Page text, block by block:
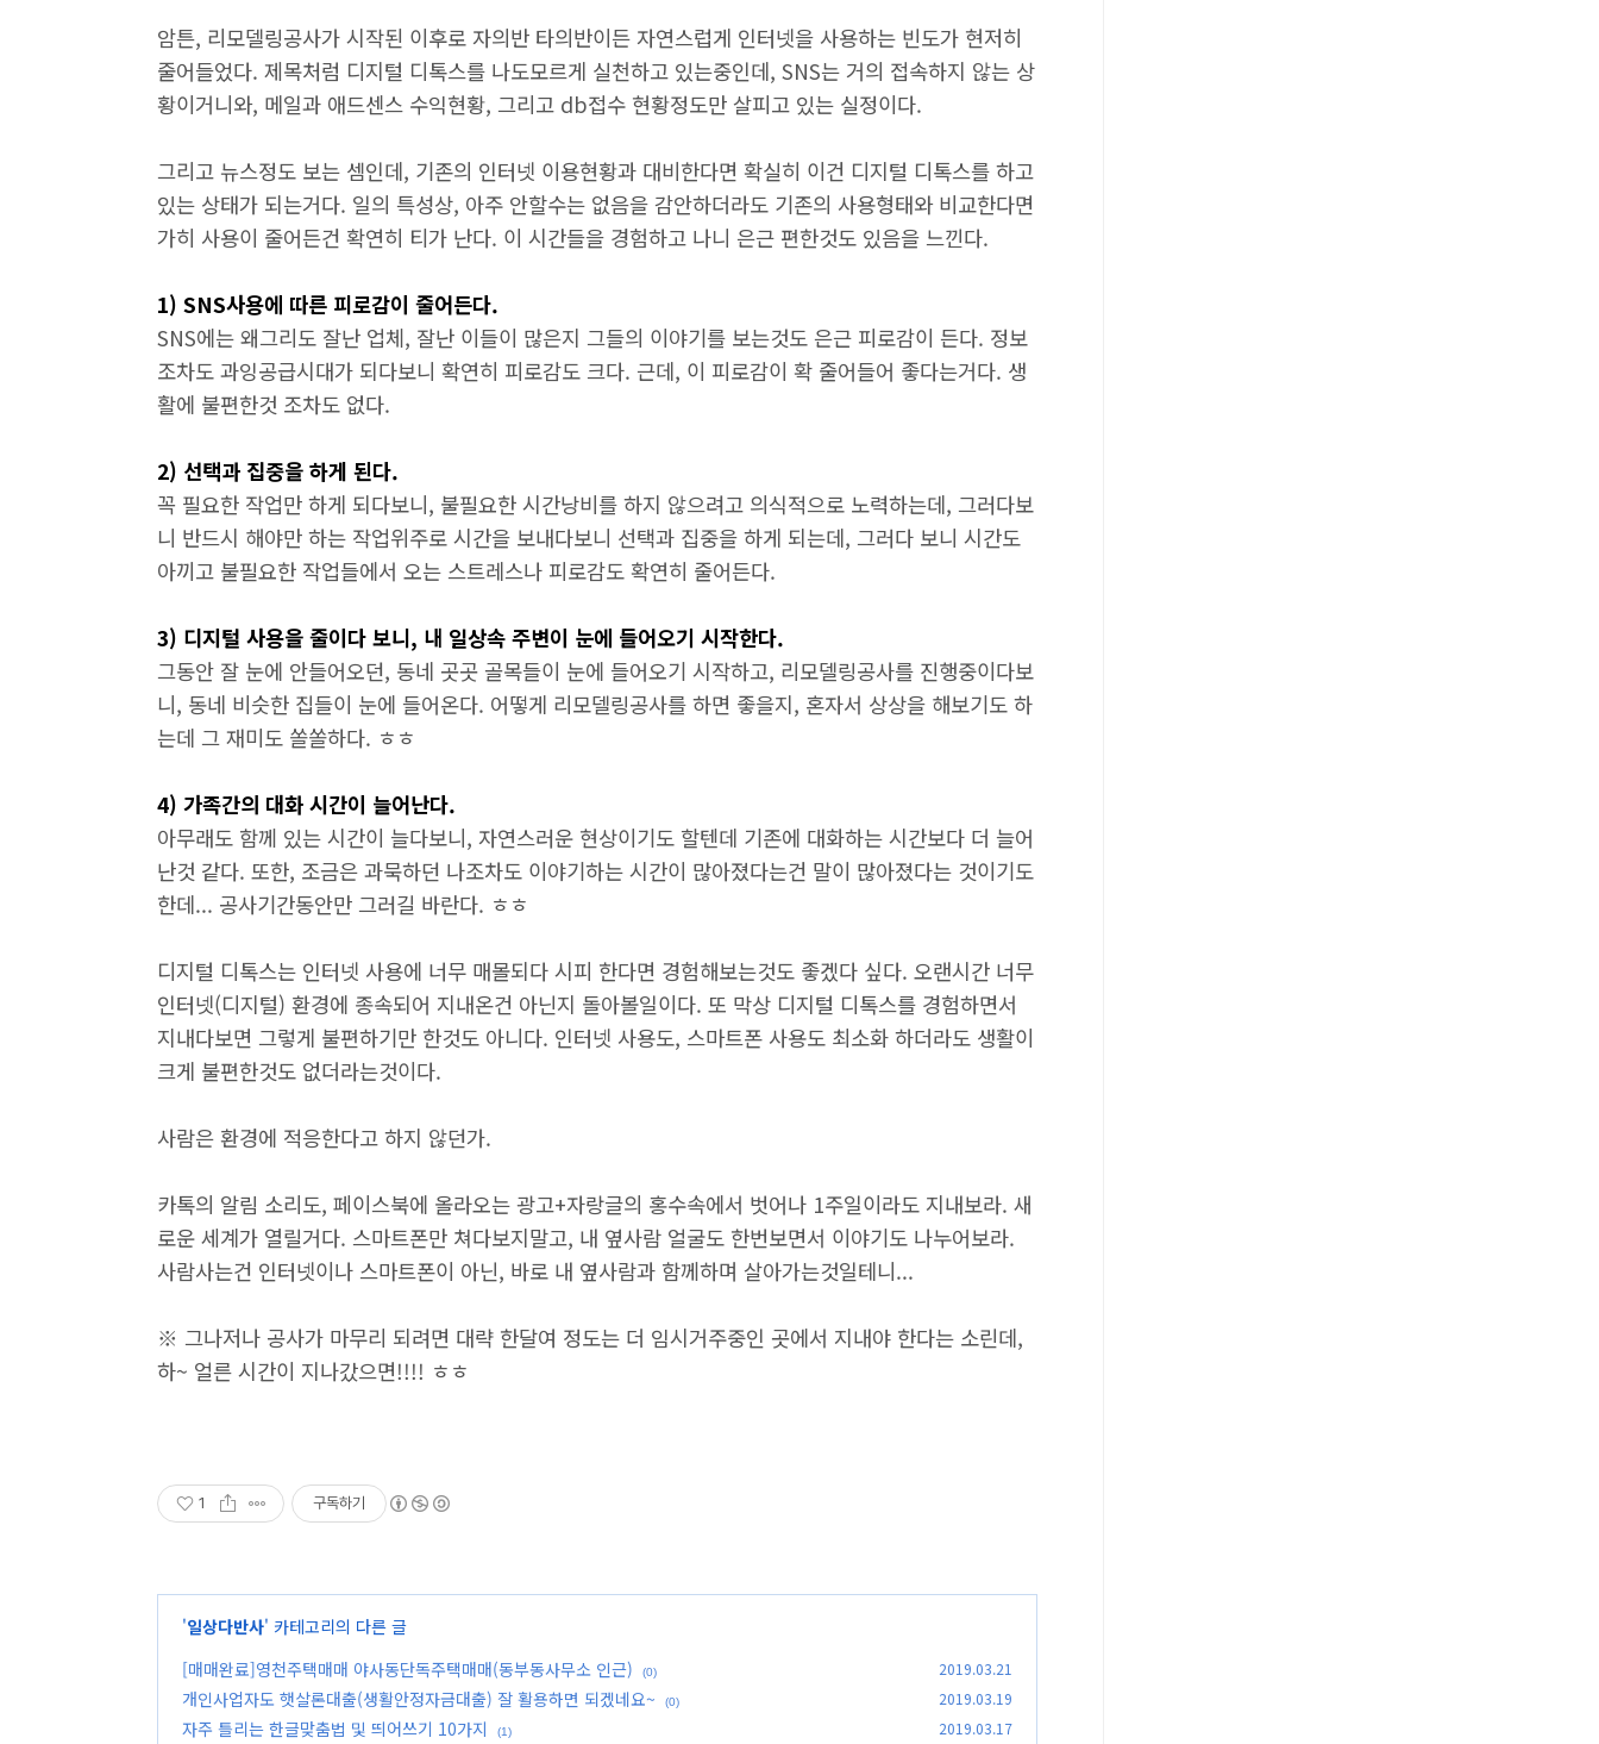
암튼, 리모델링공사가 시작된 이후로 자의반 타의반이든 자연스럽게 인터넷을 사용하는 빈도가 현저히
줄어들었다. 제목처럼 디지털 디톡스를 나도모르게 실천하고 있는중인데, SNS는 거의 접속하지 않는 상
황이거니와, 메일과 애드센스 수익현황, 그리고 db접수 현황정도만 살피고 있는 실정이다.
그리고 뉴스정도 보는 셈인데, 기존의 인터넷 이용현황과 대비한다면 확실히 이건 디지털 디톡스를 하고
있는 상태가 되는거다. 일의 특성상, 아주 안할수는 없음을 감안하더라도 기존의 사용형태와 비교한다면
가히 사용이 줄어든건 확연히 티가 난다. 이 시간들을 경험하고 나니 은근 편한것도 있음을 느낀다.
1) SNS사용에 따른 피로감이 줄어든다.
SNS에는 왜그리도 잘난 업체, 잘난 이들이 많은지 그들의 이야기를 보는것도 은근 피로감이 든다. 정보
조차도 과잉공급시대가 되다보니 확연히 피로감도 크다. 근데, 이 피로감이 확 줄어들어 좋다는거다. 생
활에 불편한것 조차도 없다.
2) 선택과 집중을 하게 된다.
꼭 필요한 작업만 하게 되다보니, 불필요한 시간낭비를 하지 않으려고 의식적으로 노력하는데, 그러다보
니 반드시 해야만 하는 작업위주로 시간을 보내다보니 선택과 집중을 하게 되는데, 그러다 보니 시간도
아끼고 불필요한 작업들에서 오는 스트레스나 피로감도 확연히 줄어든다.
3) 디지털 사용을 줄이다 보니, 내 일상속 주변이 눈에 들어오기 시작한다.
그동안 잘 눈에 안들어오던, 동네 곳곳 골목들이 눈에 들어오기 시작하고, 리모델링공사를 진행중이다보
니, 동네 비슷한 집들이 눈에 들어온다. 어떻게 리모델링공사를 하면 좋을지, 혼자서 상상을 해보기도 하
는데 그 재미도 쏠쏠하다. ㅎㅎ
4) 가족간의 대화 시간이 늘어난다.
아무래도 함께 있는 시간이 늘다보니, 자연스러운 현상이기도 할텐데 기존에 대화하는 시간보다 더 늘어
난것 같다. 또한, 조금은 과묵하던 나조차도 이야기하는 시간이 많아졌다는건 말이 많아졌다는 것이기도
한데... 공사기간동안만 그러길 바란다. ㅎㅎ
디지털 디톡스는 인터넷 사용에 너무 매몰되다 시피 한다면 경험해보는것도 좋겠다 싶다. 오랜시간 너무
인터넷(디지털) 환경에 종속되어 지내온건 아닌지 돌아볼일이다. 또 막상 디지털 디톡스를 경험하면서
지내다보면 그렇게 불편하기만 한것도 아니다. 인터넷 사용도, 스마트폰 사용도 최소화 하더라도 생활이
크게 불편한것도 없더라는것이다.
사람은 환경에 적응한다고 하지 않던가.
카톡의 알림 소리도, 페이스북에 올라오는 광고+자랑글의 홍수속에서 벗어나 1주일이라도 지내보라. 새
로운 세계가 열릴거다. 스마트폰만 쳐다보지말고, 내 옆사람 얼굴도 한번보면서 이야기도 나누어보라.
사람사는건 인터넷이나 스마트폰이 아닌, 바로 내 옆사람과 함께하며 살아가는것일테니...
※ 그나저나 공사가 마무리 되려면 대략 한달여 정도는 더 임시거주중인 곳에서 지내야 한다는 소린데,
하~ 얼른 시간이 지나갔으면!!!! ㅎㅎ
1 구독하기
'일상다반사' 카테고리의 다른 글
[매매완료]영천주택매매 야사동단독주택매매(동부동사무소 인근)
(0) 2019.03.21
개인사업자도 햇살론대출(생활안정자금대출) 잘 활용하면 되겠네요~ (0) 2019.03.19
자주 틀리는 한글맞춤법 및 띄어쓰기 10가지 (1) 2019.03.17